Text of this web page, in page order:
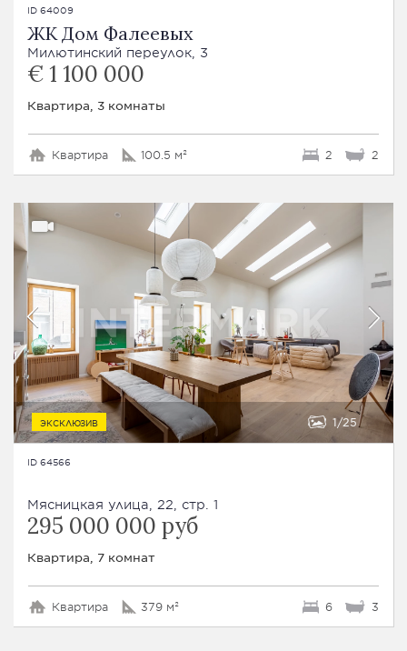
ID 64009
ЖК Дом Фалеевых
Милютинский переулок, 3
€ 1 100 000
Квартира, 3 комнаты
Квартира 100.5 м² 2 2
ЭКСКЛЮЗИВ 1 25
ID 64566
Мясницкая улица, 22, стр. 1
295 000 000 руб
Квартира, 7 комнат
Квартира 379 м² 6 3